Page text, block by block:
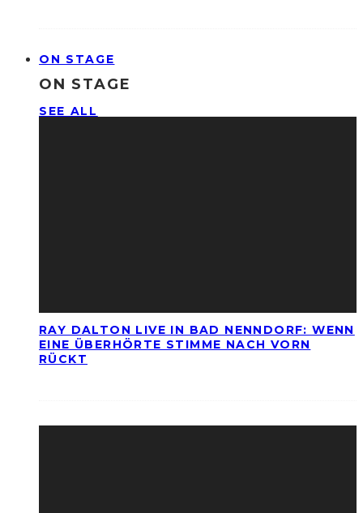
ON STAGE
ON STAGE
SEE ALL
RAY DALTON LIVE IN BAD NENNDORF: WENN
EINE ÜBERHÖRTE STIMME NACH VORN
RÜCKT